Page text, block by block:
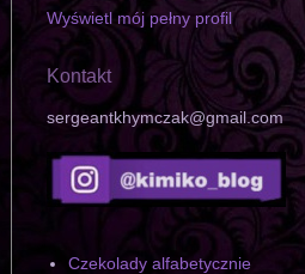
Wyświetl mój pełny profil
Kontakt
sergeantkhymczak@gmail.com
Czekolady alfabetycznie